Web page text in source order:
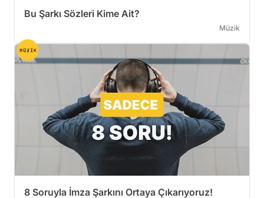
Bu Şarkı Sözleri Kime Ait?
Müzik
8 Soruyla İmza Şarkını Ortaya Çıkarıyoruz!